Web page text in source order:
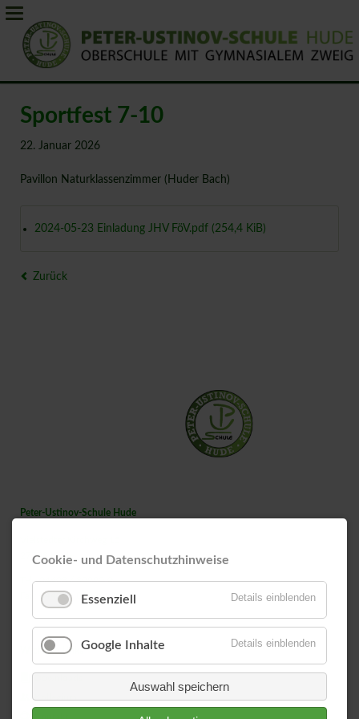
Sportfest 7-10
22. Januar 2026
Pavillon Naturklassenzimmer (Huder Bach)
2024-05-23 Einladung JHV FöV.pdf (254,4 KiB)
Zurück
Peter-Ustinov-Schule Hude
27798 Hude
Tel.: 04408 / 80990-0
Fax: 04408 / 80990135
Wichtige Links
Cookie- und Datenschutzhinweise
Essenziell Details einblenden
Google Inhalte Details einblenden
Auswahl speichern